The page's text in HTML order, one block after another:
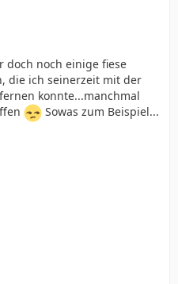
doch noch einige fiese
die ich seinerzeit mit der
konnte...manchmal
Sowas zum Beispiel...